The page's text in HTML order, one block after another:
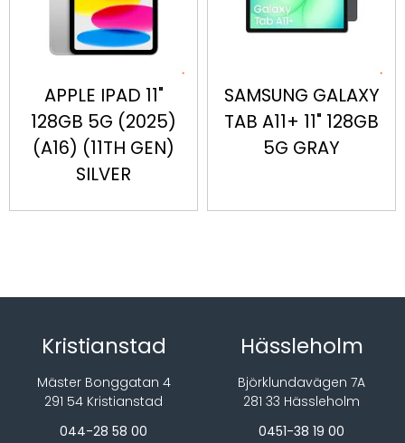
APPLE IPAD 11"
128GB 5G (2025)
(A16) (11TH GEN)
SILVER
SAMSUNG GALAXY
TAB A11+ 11" 128GB
5G GRAY
Kristianstad
Mäster Bonggatan 4
291 54 Kristianstad
044-28 58 00
Hässleholm
Björklundavägen 7A
281 33 Hässleholm
0451-38 19 00